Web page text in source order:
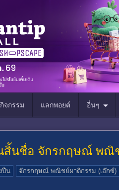
กิจกรรม แลกพอยต์ อื่นๆ
สิ้นชื่อ จักรกฤษณ์ พณิ
ปืน จักรกฤษณ์ พณิชย์ผาติกรรม (เอ๊กซ์)